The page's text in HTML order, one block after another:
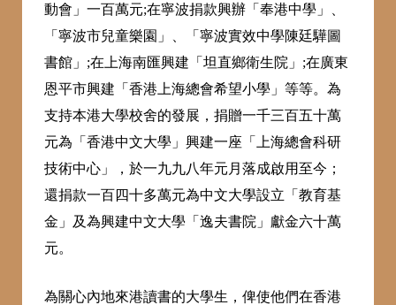
動會」一百萬元;在寧波捐款興辦「奉港中學」、
「寧波市兒童樂園」、「寧波實效中學陳廷驊圖
書館」;在上海南匯興建「坦直鄉衛生院」;在廣東
恩平市興建「香港上海總會希望小學」等等。為
支持本港大學校舍的發展，捐贈一千三百五十萬
元為「香港中文大學」興建一座「上海總會科研
技術中心」，於一九九八年元月落成啟用至今；
還捐款一百四十多萬元為中文大學設立「教育基
金」及為興建中文大學「逸夫書院」獻金六十萬
元。
為關心內地來港讀書的大學生，俾使他們在香港